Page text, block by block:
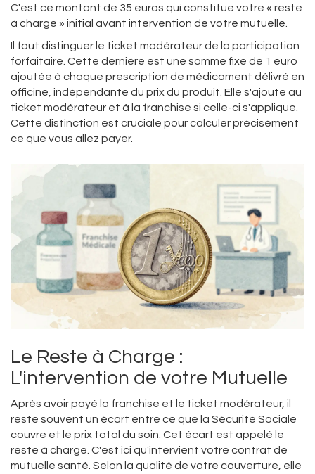
C'est ce montant de 35 euros qui constitue votre « reste
à charge » initial avant intervention de votre mutuelle.
Il faut distinguer le ticket modérateur de la participation
forfaitaire. Cette dernière est une somme fixe de 1 euro
ajoutée à chaque prescription de médicament délivré en
officine, indépendante du prix du produit. Elle s'ajoute au
ticket modérateur et à la franchise si celle-ci s'applique.
Cette distinction est cruciale pour calculer précisément
ce que vous allez payer.
Le Reste à Charge :
L'intervention de votre Mutuelle
Après avoir payé la franchise et le ticket modérateur, il
reste souvent un écart entre ce que la Sécurité Sociale
couvre et le prix total du soin. Cet écart est appelé le
reste à charge. C'est ici qu'intervient votre contrat de
mutuelle santé. Selon la qualité de votre couverture, elle